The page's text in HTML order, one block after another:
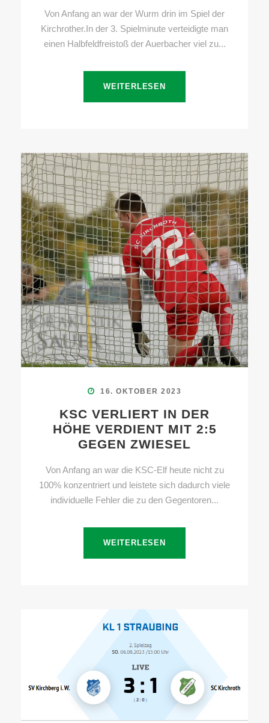
Von Anfang an war der Wurm drin im Spiel der
Kirchrother.In der 3. Spielminute verteidigte man
einen Halbfeldfreistoß der Auerbacher viel zu...
WEITERLESEN
16. OKTOBER 2023
KSC VERLIERT IN DER
HÖHE VERDIENT MIT 2:5
GEGEN ZWIESEL
Von Anfang an war die KSC-Elf heute nicht zu
100% konzentriert und leistete sich dadurch viele
individuelle Fehler die zu den Gegentoren...
WEITERLESEN